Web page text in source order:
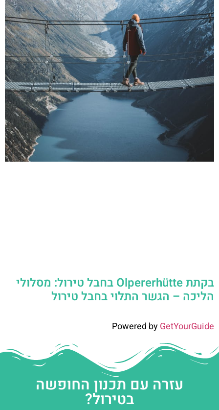
בקתת Olpererhütte בחבל טירול: מסלולי
הליכה – הגשר התלוי בחבל טירול
Powered byGetYourGuide
עזרה עם תכנון החופשה
בטירול?